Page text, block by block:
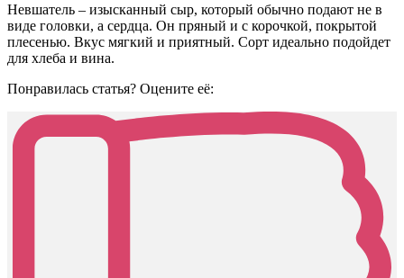
Невшатель – изысканный сыр, который обычно подают не в
виде головки, а сердца. Он пряный и с корочкой, покрытой
плесенью. Вкус мягкий и приятный. Сорт идеально подойдет
для хлеба и вина.
Понравилась статья? Оцените её: